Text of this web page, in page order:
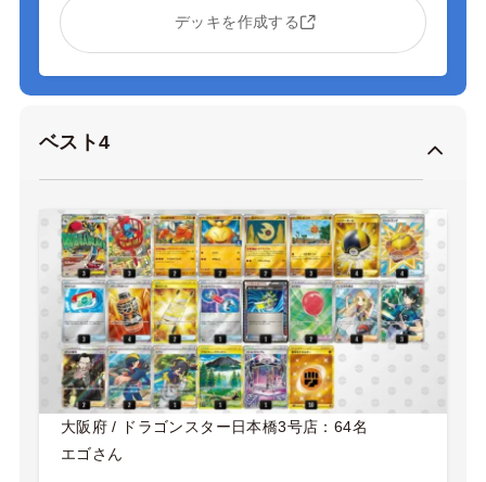
デッキを作成する
ベスト4
大阪府 / ドラゴンスター日本橋3号店：64名
エゴさん